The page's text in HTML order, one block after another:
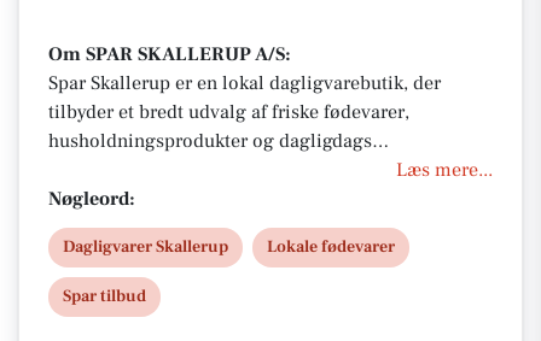
Om SPAR SKALLERUP A/S:
Spar Skallerup er en lokal dagligvarebutik, der
tilbyder et bredt udvalg af friske fødevarer,
husholdningsprodukter og dagligdags
fornødenheder. Butikken er kendt for sin venlige
atmosfære og gode kundeservice, hvor personalet
står klar til at hjælpe kunderne med deres indkøb.
Spar Skallerup fokuserer på at levere
kvalitetsprodukter til konkurrencedygtige priser og
understøtter det lokale samfund med en række
Læs mere...
Nøgleord:
Dagligvarer Skallerup Lokale fødevarer
Spar tilbud